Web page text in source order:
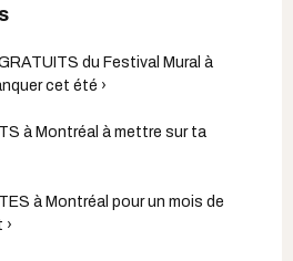
du Festival Mural à
cet été ›
à Montréal à mettre sur ta
à Montréal pour un mois de
›